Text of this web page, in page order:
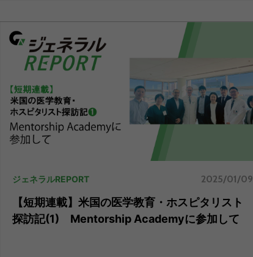
ジェネラルREPORT 2025/01/09
【短期連載】米国の医学教育・ホスピタリスト
探訪記(1) Mentorship Academyに参加して